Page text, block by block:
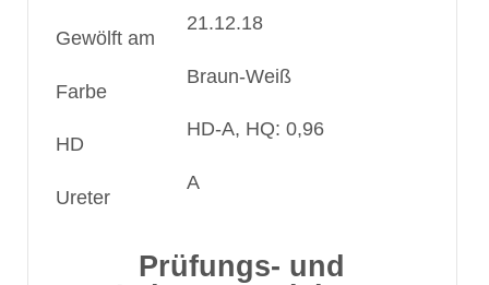
Gewölft am
21.12.18
Farbe
Braun-Weiß
HD
HD-A, HQ: 0,96
Ureter
A
Prüfungs- und